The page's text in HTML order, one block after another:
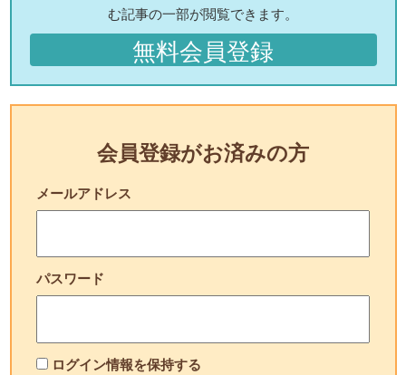
む記事の一部が閲覧できます。
無料会員登録
会員登録がお済みの方
メールアドレス
パスワード
ログイン情報を保持する